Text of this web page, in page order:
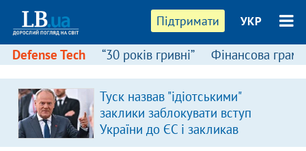
Підтримати УКР
Defense Tech “30 років гривні” Фінансова
Туск назвав "ідіотськими"
заклики заблокувати вступ
України до ЄС і закликав
припинити антиукраїнську